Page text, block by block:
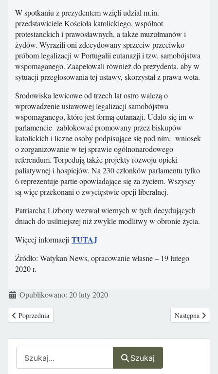
Szukaj
W spotkaniu z prezydentem wzięli udział m.in.
przedstawiciele Kościoła katolickiego, wspólnot
protestanckich i prawosławnych, a także muzułmanów i
żydów. Wyrazili oni zdecydowany sprzeciw przeciwko
próbom legalizacji w Portugalii eutanazji i tzw. samobójstwa
wspomaganego. Zaapelowali również do prezydenta, aby w
sytuacji przegłosowania tej ustawy, skorzystał z prawa weta.
Środowiska lewicowe od trzech lat ostro walczą o
wprowadzenie ustawowej legalizacji samobójstwa
wspomaganego, które jest formą eutanazji. Udało się im w
parlamencie zablokować promowany przez biskupów
katolickich i liczne osoby podpisujące się pod nim, wniosek
o zorganizowanie w tej sprawie ogólnonarodowego
referendum. Torpedują także projekty rozwoju opieki
paliatywnej i hospicjów. Na 230 członków parlamentu tylko
6 reprezentuje partie opowiadające się za życiem. Wszyscy
są więc przekonani o zwycięstwie opcji liberalnej.
Patriarcha Lizbony wezwał wiernych w tych decydujących
dniach do usilniejszej niż zwykle modlitwy w obronie życia.
Więcej informacji TUTAJ
Źródło: Watykan News, opracowanie własne – 19 lutego
2020 r.
Szczegóły
Opublikowano: 20 luty 2020
Poprzednia strona: Australia: Królewska Komisja bada przypadki
Poprzednia Następna
Następna